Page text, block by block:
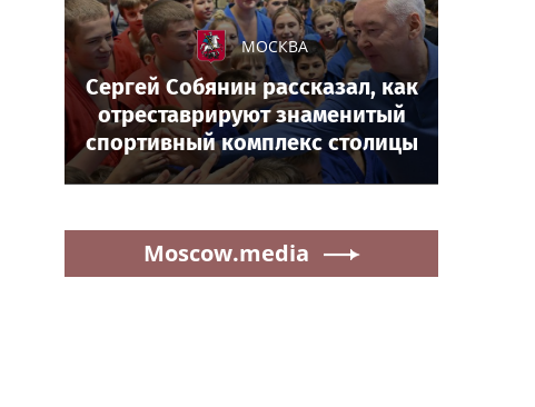
МОСКВА
Сергей Собянин рассказал, как
отреставрируют знаменитый
спортивный комплекс столицы
Moscow.media